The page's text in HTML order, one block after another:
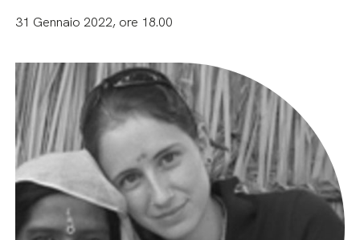
31 Gennaio 2022, ore 18.00